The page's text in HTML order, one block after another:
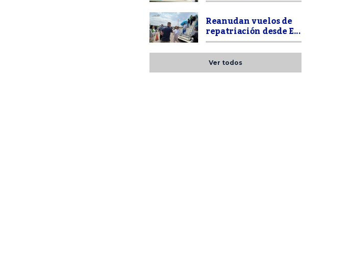
Reanudan vuelos de
repatriación desde E...
Ver todos